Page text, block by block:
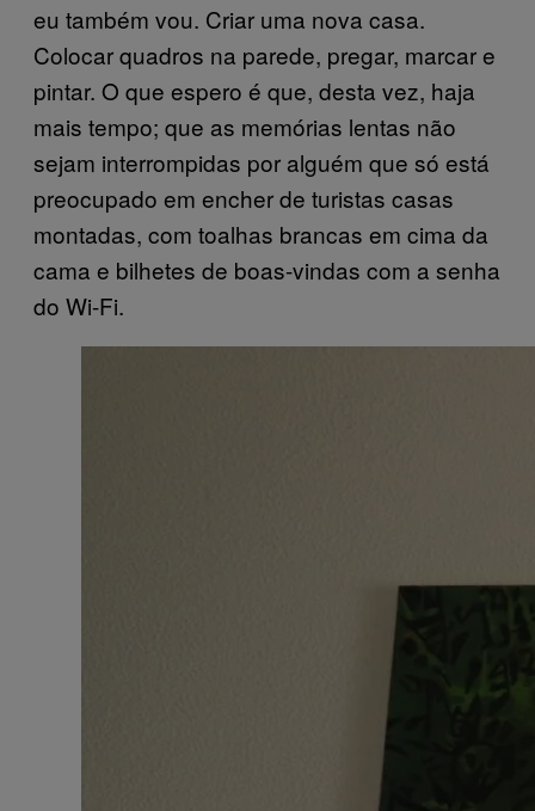
eu também vou. Criar uma nova casa.
Colocar quadros na parede, pregar, marcar e
pintar. O que espero é que, desta vez, haja
mais tempo; que as memórias lentas não
sejam interrompidas por alguém que só está
preocupado em encher de turistas casas
montadas, com toalhas brancas em cima da
cama e bilhetes de boas-vindas com a senha
do Wi-Fi.